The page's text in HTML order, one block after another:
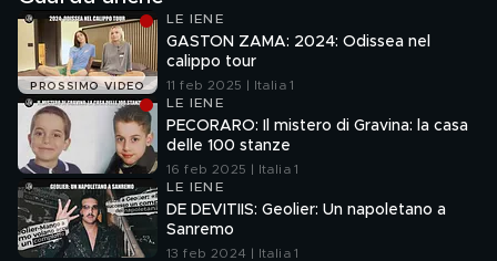
PROSSIMO VIDEO
LE IENE
GASTON ZAMA: 2024: Odissea nel
calippo tour
11 feb 2025 | Italia 1
LE IENE
PECORARO: Il mistero di Gravina: la casa
delle 100 stanze
16 feb 2025 | Italia 1
LE IENE
DE DEVITIIS: Geolier: Un napoletano a
Sanremo
13 feb 2024 | Italia 1